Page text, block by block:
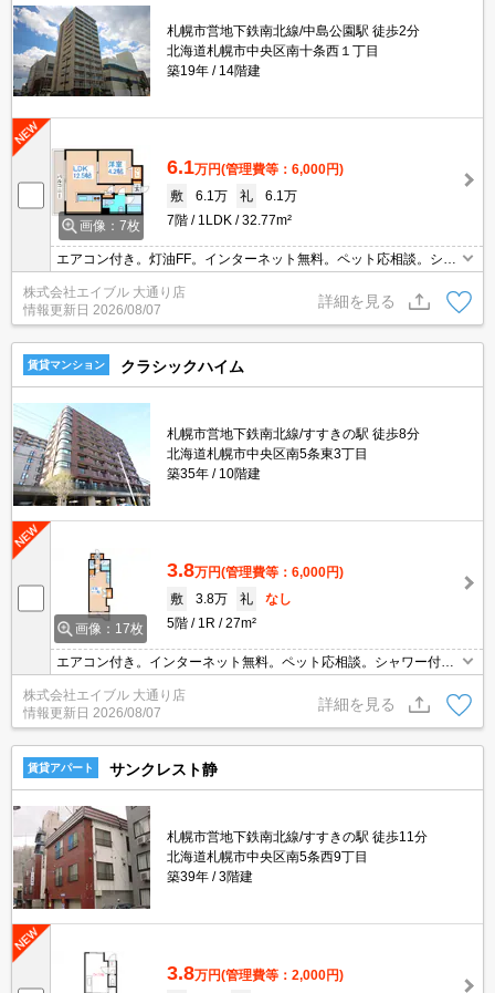
札幌市営地下鉄南北線/中島公園駅 徒歩2分
北海道札幌市中央区南十条西１丁目
築19年
14階建
画像：7枚
6.1万円(管理費等：6,000円)
敷
6.1万 礼
6.1万
7階
1LDK 32.77m²
エアコン付き。灯油FF。インターネット無料。ペット応相談。シャ
ワー付独立洗面台。オートロック。宅配ボックスあり。防犯カメ
ラ。TVインターホン付き。エレベーターあり。バルコニー。初期費
用カード払い可。
株式会社エイブル 大通り店
情報更新日 2026/08/07
詳細を見る
賃貸マンション クラシックハイム
札幌市営地下鉄南北線/すすきの駅 徒歩8分
北海道札幌市中央区南5条東3丁目
築35年
10階建
画像：17枚
3.8万円(管理費等：6,000円)
敷
3.8万 礼
なし
5階
1R 27m²
エアコン付き。インターネット無料。ペット応相談。シャワー付ト
イレ。オートロック。宅配ボックスあり。TVインターホン付き。駐
輪場有。バイク置き場あり。都市ガス使用。鍵交換代22,000円。
株式会社エイブル 大通り店
情報更新日 2026/08/07
詳細を見る
賃貸アパート サンクレスト静
札幌市営地下鉄南北線/すすきの駅 徒歩11分
北海道札幌市中央区南5条西9丁目
築39年
3階建
3.8万円(管理費等：2,000円)